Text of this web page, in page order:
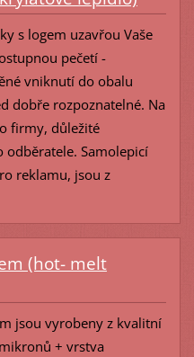
s logem uzavřou Vaše
pečetí -
vniknutí do obalu
dobře rozpoznatelné. Na
firmy, důležité
Samolepicí
reklamu, jsou z
(hot- melt
jsou vyrobeny z kvalitní
+ vrstva